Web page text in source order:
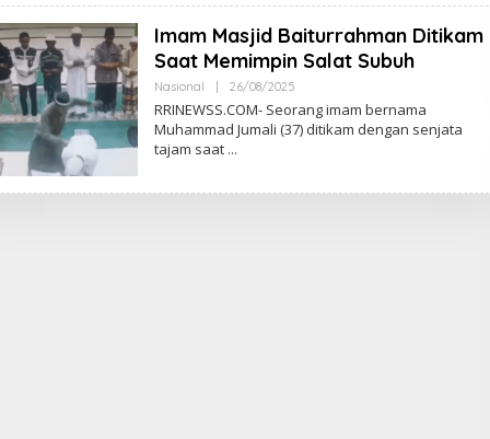
Imam Masjid Baiturrahman Ditikam
Saat Memimpin Salat Subuh
Nasional 26/08/2025Oleh
RRINEWSS.COM- Seorang imam bernama
Muhammad Jumali (37) ditikam dengan senjata
tajam saat
Sentosa GrillFest 2026 Returns
with Its Largest Line-Up Yet: 42
Food Vendors, First-Ever
Omakase-Inspired Beachfront
Dining and Returning Crowd
Favourites